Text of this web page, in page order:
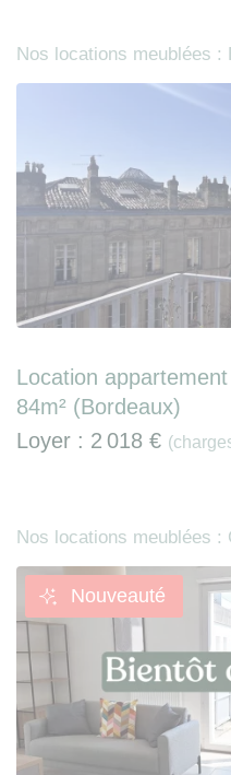
Nos locations meublées :
Location
84m² (Bordeaux)
Loyer : 2 018 €
Nos locations meublées :
Nouveauté